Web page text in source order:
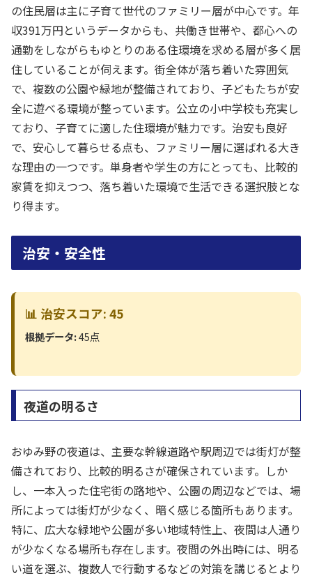
の住民層は主に子育て世代のファミリー層が中心です。年
収391万円というデータからも、共働き世帯や、都心への
通勤をしながらもゆとりのある住環境を求める層が多く居
住していることが伺えます。街全体が落ち着いた雰囲気
で、複数の公園や緑地が整備されており、子どもたちが安
全に遊べる環境が整っています。公立の小中学校も充実し
ており、子育てに適した住環境が魅力です。治安も良好
で、安心して暮らせる点も、ファミリー層に選ばれる大き
な理由の一つです。単身者や学生の方にとっても、比較的
家賃を抑えつつ、落ち着いた環境で生活できる選択肢とな
り得ます。
治安・安全性
📊 治安スコア: 45
根拠データ:45点
夜道の明るさ
おゆみ野の夜道は、主要な幹線道路や駅周辺では街灯が整
備されており、比較的明るさが確保されています。しか
し、一本入った住宅街の路地や、公園の周辺などでは、場
所によっては街灯が少なく、暗く感じる箇所もあります。
特に、広大な緑地や公園が多い地域特性上、夜間は人通り
が少なくなる場所も存在します。夜間の外出時には、明る
い道を選ぶ、複数人で行動するなどの対策を講じるとより